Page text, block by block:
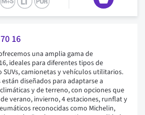
16
una amplia gama de
ideales para diferentes tipos de
camionetas y vehículos utilitarios.
diseñados para adaptarse a
y de terreno, con opciones que
verano, invierno, 4 estaciones, runflat y
reconocidas como Michelin,